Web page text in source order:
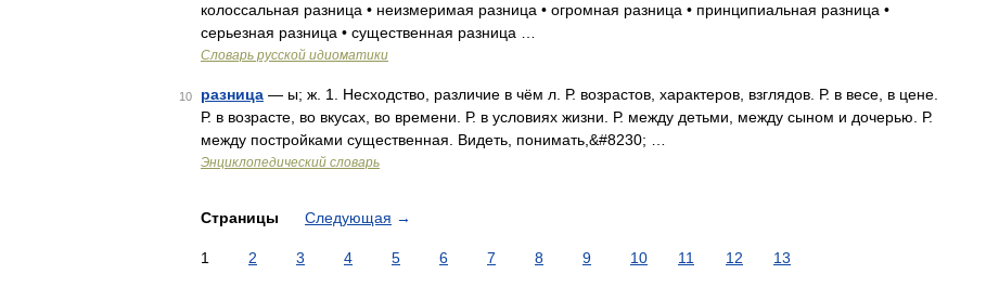
колоссальная разница • неизмеримая разница • огромная разница • принципиальная разница •
серьезная разница • существенная разница …
Словарь русской идиоматики
10 разница — ы; ж. 1. Несходство, различие в чём л. Р. возрастов, характеров, взглядов. Р. в весе, в цене.
Р. в возрасте, во вкусах, во времени. Р. в условиях жизни. Р. между детьми, между сыном и дочерью. Р.
между постройками существенная. Видеть, понимать,&#8230; …
Энциклопедический словарь
Страницы Следующая →
1 2 3 4 5 6 7 8 9 10 11 12 13